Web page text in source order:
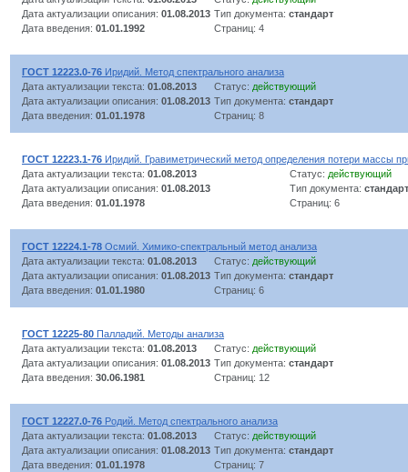
Дата актуализации описания: 01.08.2013 Тип документа: стандарт
Дата введения: 01.01.1992 Страниц: 4
ГОСТ 12223.0-76 Иридий. Метод спектрального анализа
Дата актуализации текста: 01.08.2013 Статус: действующий
Дата актуализации описания: 01.08.2013 Тип документа: стандарт
Дата введения: 01.01.1978 Страниц: 8
ГОСТ 12223.1-76 Иридий. Гравиметрический метод определения потери массы
Дата актуализации текста: 01.08.2013 Статус: действующий
Дата актуализации описания: 01.08.2013 Тип документа: стандарт
Дата введения: 01.01.1978 Страниц: 6
ГОСТ 12224.1-78 Осмий. Химико-спектральный метод анализа
Дата актуализации текста: 01.08.2013 Статус: действующий
Дата актуализации описания: 01.08.2013 Тип документа: стандарт
Дата введения: 01.01.1980 Страниц: 6
ГОСТ 12225-80 Палладий. Методы анализа
Дата актуализации текста: 01.08.2013 Статус: действующий
Дата актуализации описания: 01.08.2013 Тип документа: стандарт
Дата введения: 30.06.1981 Страниц: 12
ГОСТ 12227.0-76 Родий. Метод спектрального анализа
Дата актуализации текста: 01.08.2013 Статус: действующий
Дата актуализации описания: 01.08.2013 Тип документа: стандарт
Дата введения: 01.01.1978 Страниц: 7